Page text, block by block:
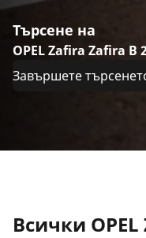
Търсене на
OPEL Zafira Zafira B
Завършете
Всички